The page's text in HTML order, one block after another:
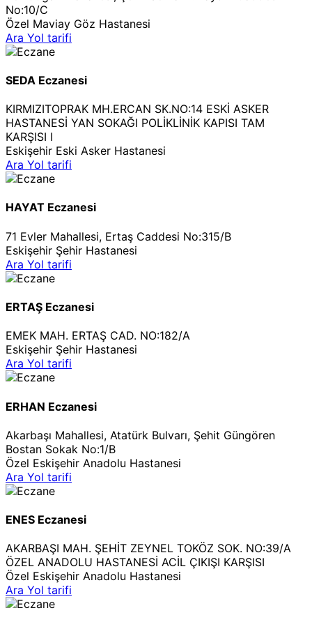
No:10/C
Özel Maviay Göz Hastanesi
Ara Yol tarifi
SEDA Eczanesi
KIRMIZITOPRAK MH.ERCAN SK.NO:14 ESKİ ASKER
HASTANESİ YAN SOKAĞI POLİKLİNİK KAPISI TAM
KARŞISI I
Eskişehir Eski Asker Hastanesi
Ara Yol tarifi
HAYAT Eczanesi
71 Evler Mahallesi, Ertaş Caddesi No:315/B
Eskişehir Şehir Hastanesi
Ara Yol tarifi
ERTAŞ Eczanesi
EMEK MAH. ERTAŞ CAD. NO:182/A
Eskişehir Şehir Hastanesi
Ara Yol tarifi
ERHAN Eczanesi
Akarbaşı Mahallesi, Atatürk Bulvarı, Şehit Güngören
Bostan Sokak No:1/B
Özel Eskişehir Anadolu Hastanesi
Ara Yol tarifi
ENES Eczanesi
AKARBAŞI MAH. ŞEHİT ZEYNEL TOKÖZ SOK. NO:39/A
ÖZEL ANADOLU HASTANESİ ACİL ÇIKIŞI KARŞISI
Özel Eskişehir Anadolu Hastanesi
Ara Yol tarifi